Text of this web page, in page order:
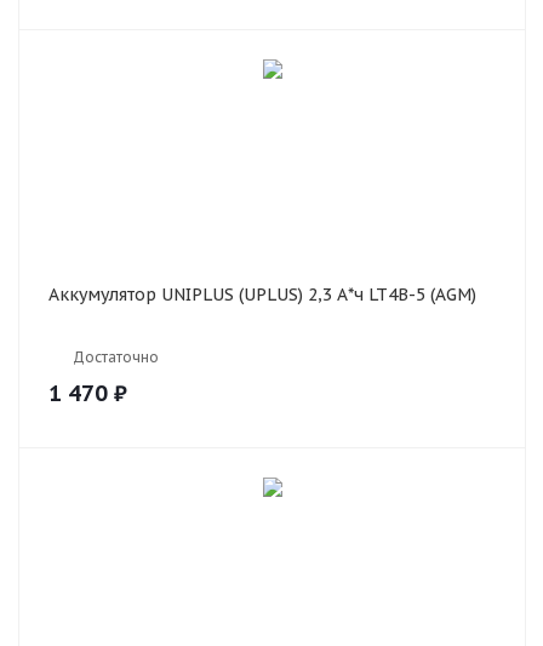
Аккумулятор UNIPLUS (UPLUS) 2,3 А*ч LT4B-5 (AGM)
Достаточно
1 470 ₽